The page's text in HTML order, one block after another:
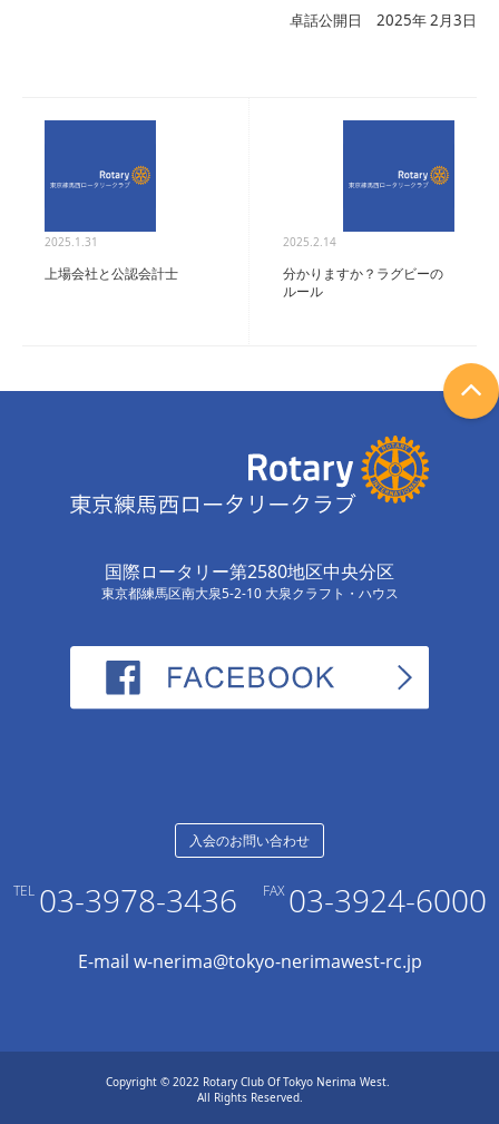
卓話公開日 2025年 2月3日
2025.1.31
上場会社と公認会計士
2025.2.14
分かりますか？ラグビーの
ルール
国際ロータリー第2580地区中央分区
東京都練馬区南大泉5-2-10 大泉クラフト・ハウス
入会のお問い合わせ
TEL 03-3978-3436 FAX 03-3924-6000
E-mail w-nerima@tokyo-nerimawest-rc.jp
Copyright © 2022 Rotary Club Of Tokyo Nerima West.
All Rights Reserved.